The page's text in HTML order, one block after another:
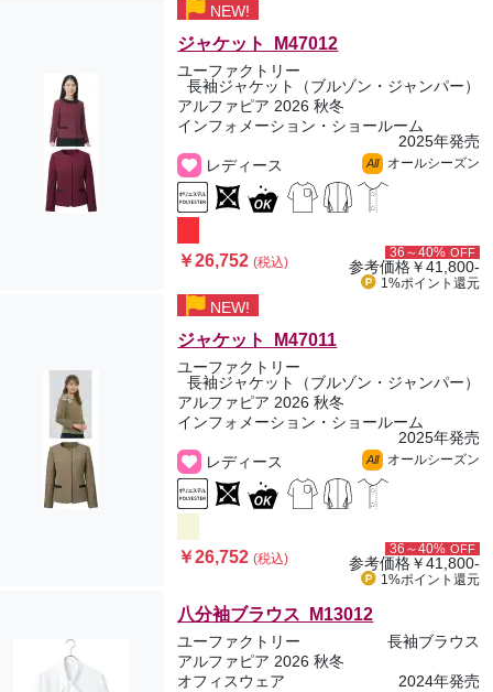
NEW!
ジャケット M47012
ユーファクトリー
長袖ジャケット（ブルゾン・ジャンパー）
アルファピア 2026 秋冬
インフォメーション・ショールーム
2025年発売
レディース
All オールシーズン
￥26,752(税込)
36～40% OFF
参考価格￥41,800-
1%ポイント 還元
NEW!
ジャケット M47011
ユーファクトリー
長袖ジャケット（ブルゾン・ジャンパー）
アルファピア 2026 秋冬
インフォメーション・ショールーム
2025年発売
レディース
All オールシーズン
￥26,752(税込)
36～40% OFF
参考価格￥41,800-
1%ポイント 還元
八分袖ブラウス M13012
ユーファクトリー
長袖ブラウス
アルファピア 2026 秋冬
オフィスウェア
2024年発売